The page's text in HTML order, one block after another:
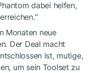
dabei helfen,
Monaten neue
Der Deal macht
ist, mutige,
um sein Toolset zu